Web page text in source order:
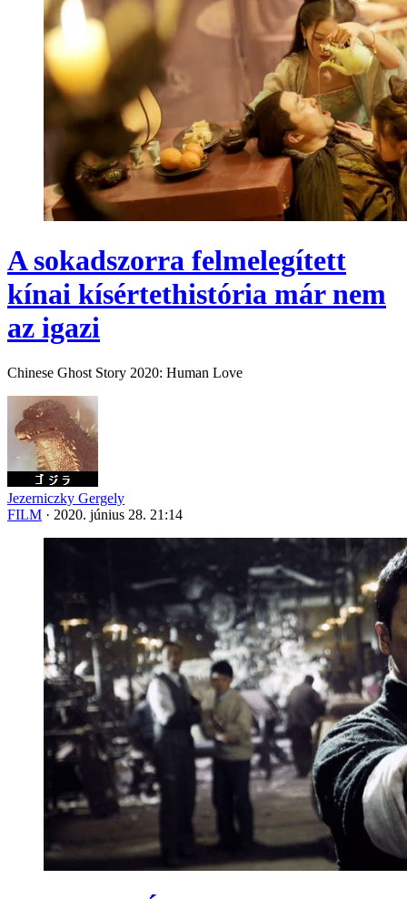
A sokadszorra felmelegített
kínai kísértethistória már nem
az igazi
Chinese Ghost Story 2020: Human Love
Jezerniczky Gergely
FILM · 2020. június 28. 21:14